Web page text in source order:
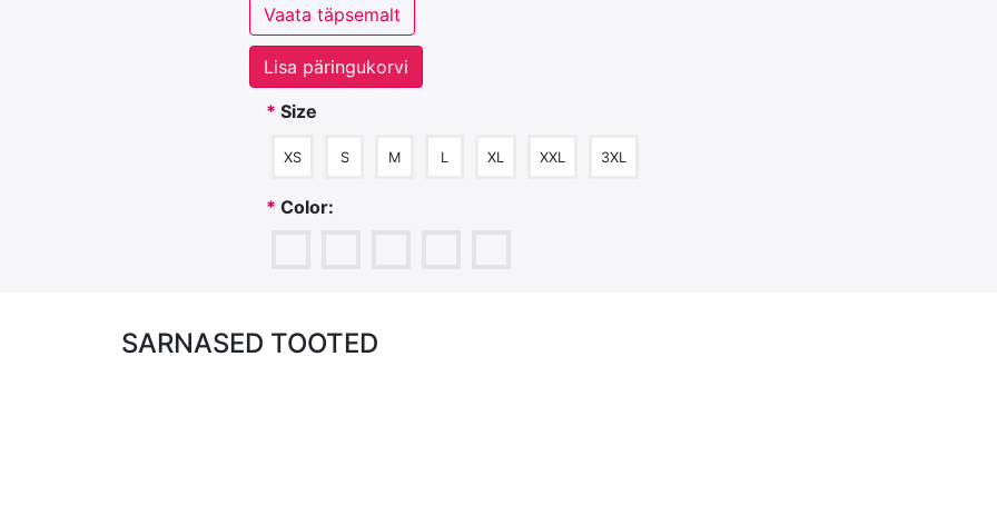
Vaata täpsemalt
Lisa päringukorvi
* Size
XS S M L XL XXL 3XL
* Color:
SARNASED TOOTED